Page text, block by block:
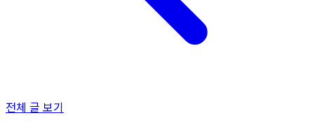
전체 글 보기